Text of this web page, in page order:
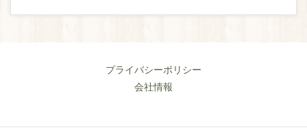
プライバシーポリシー
会社情報